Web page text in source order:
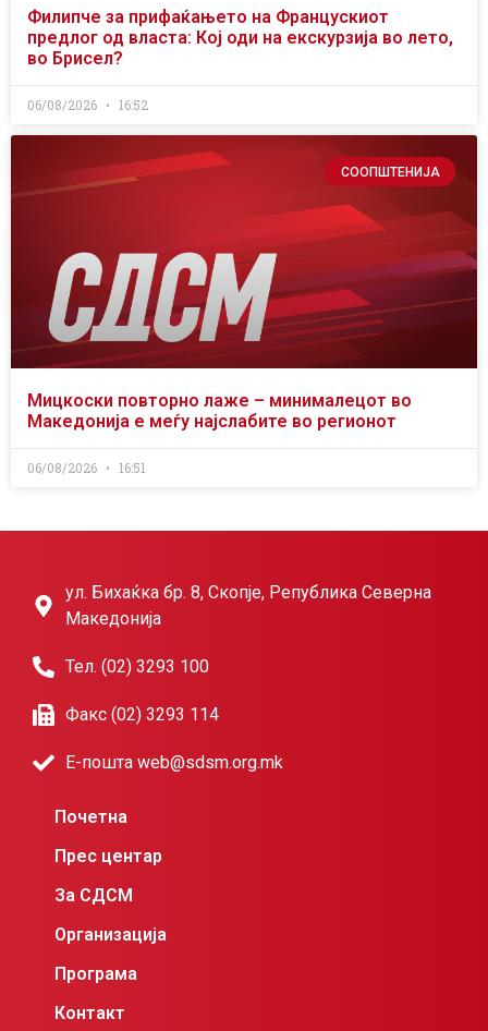
Филипче за прифаќањето на Францускиот
предлог од власта: Кој оди на екскурзија во лето,
во Брисел?
06/08/2026 16:52
СООПШТЕНИЈА
Мицкоски повторно лаже – минималецот во
Македонија е меѓу најслабите во регионот
06/08/2026 16:51
ул. Бихаќка бр. 8, Скопје, Република Северна
Македонија
Тел. (02) 3293 100
Факс (02) 3293 114
Е-пошта web@sdsm.org.mk
Почетна
Прес центар
За СДСМ
Организација
Програма
Контакт